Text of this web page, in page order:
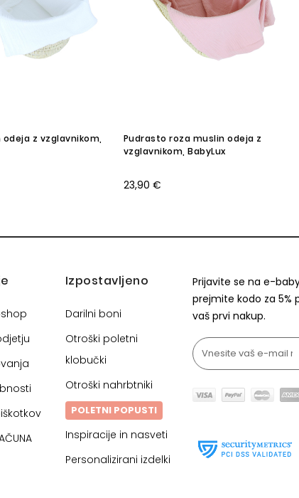
odeja z vzglavnikom,
Pudrasto roza muslin odeja z
vzglavnikom, BabyLux
23,90 €
Izpostavljeno
Darilni boni
Otroški poletni
klobučki
Otroški nahrbtniki
POLETNI POPUSTI
Inspiracije in nasveti
Personalizirani izdelki
Prijavite se na e-
prejmite kodo za 5%
vaš prvi nakup.